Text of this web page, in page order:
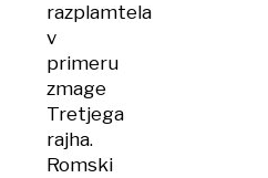
razplamtela
v
primeru
zmage
Tretjega
rajha.
Romski